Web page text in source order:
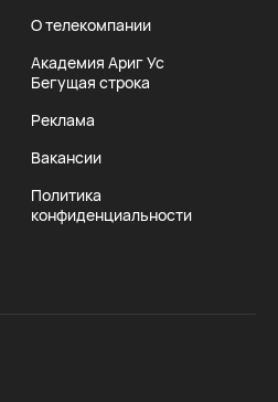
О телекомпании
Академия Ариг Ус
Бегущая строка
Реклама
Вакансии
Политика
конфиденциальности